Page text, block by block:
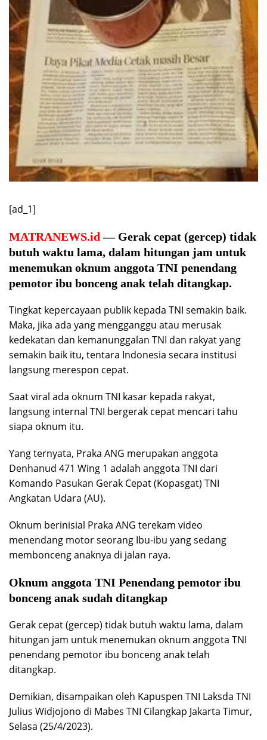
[ad_1]
MATRANEWS.id — Gerak cepat (gercep) tidak
butuh waktu lama, dalam hitungan jam untuk
menemukan oknum anggota TNI penendang
pemotor ibu bonceng anak telah ditangkap.
Tingkat kepercayaan publik kepada TNI semakin baik.
Maka, jika ada yang mengganggu atau merusak
kedekatan dan kemanunggalan TNI dan rakyat yang
semakin baik itu, tentara Indonesia secara institusi
langsung merespon cepat.
Saat viral ada oknum TNI kasar kepada rakyat,
langsung internal TNI bergerak cepat mencari tahu
siapa oknum itu.
Yang ternyata, Praka ANG merupakan anggota
Denhanud 471 Wing 1 adalah anggota TNI dari
Komando Pasukan Gerak Cepat (Kopasgat) TNI
Angkatan Udara (AU).
Oknum berinisial Praka ANG terekam video
menendang motor seorang Ibu-ibu yang sedang
membonceng anaknya di jalan raya.
Oknum anggota TNI Penendang pemotor ibu
bonceng anak sudah ditangkap
Gerak cepat (gercep) tidak butuh waktu lama, dalam
hitungan jam untuk menemukan oknum anggota TNI
penendang pemotor ibu bonceng anak telah
ditangkap.
Demikian, disampaikan oleh Kapuspen TNI Laksda TNI
Julius Widjojono di Mabes TNI Cilangkap Jakarta Timur,
Selasa (25/4/2023).